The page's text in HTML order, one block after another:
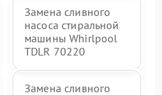
Замена сливного
насоса стиральной
машины Whirlpool
TDLR 70220
Замена сливного